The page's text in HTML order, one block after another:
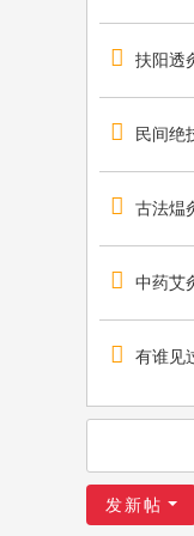
扶阳透
民间
古法煴
中药艾
有谁见
发新帖